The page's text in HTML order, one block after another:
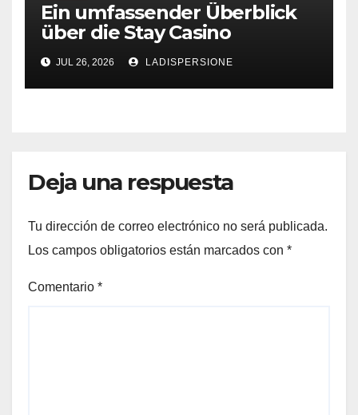
Ein umfassender Überblick
über die Stay Casino
Bonusbedingungen
JUL 26, 2026 LADISPERSIONE
Deja una respuesta
Tu dirección de correo electrónico no será publicada.
Los campos obligatorios están marcados con *
Comentario *